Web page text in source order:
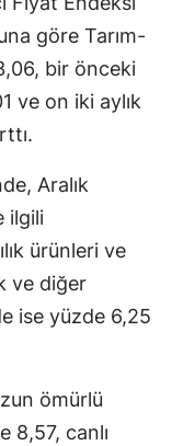
göre Tarım-
bir önceki
ve on iki aylık
Aralık
ilgili
ürünleri ve
ve diğer
ise yüzde 6,25
ömürlü
8,57, canlı